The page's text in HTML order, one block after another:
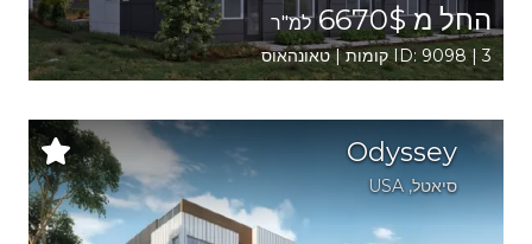
החל מ 6670$ למ"ר
ID: 9098 | 3 קומות | טאונהאוס
Odyssey
סיאטל,
USA